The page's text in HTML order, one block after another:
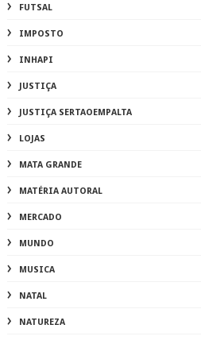
FUTSAL
IMPOSTO
INHAPI
JUSTIÇA
JUSTIÇA SERTAOEMPALTA
LOJAS
MATA GRANDE
MATÉRIA AUTORAL
MERCADO
MUNDO
MUSICA
NATAL
NATUREZA